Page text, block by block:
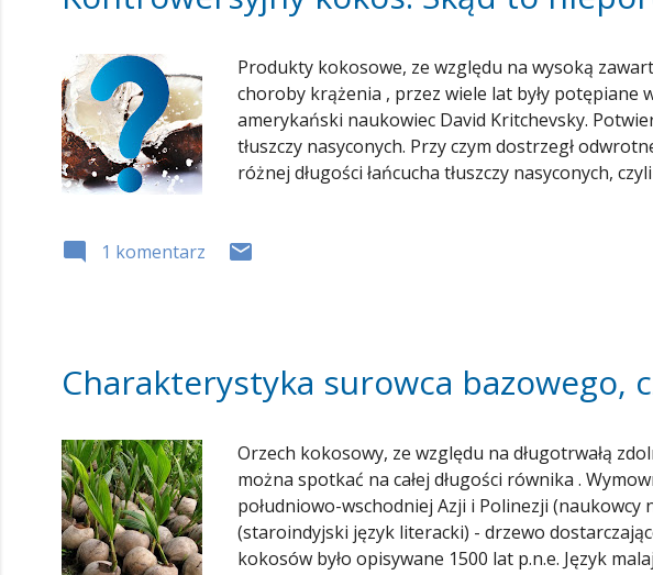
Produkty kokosowe, ze względu na wysoką
choroby krążenia , przez wiele lat były potępiane
amerykański naukowiec David Kritchevsky.
tłuszczy nasyconych. Przy czym dostrzegł
różnej długości łańcucha tłuszczy nasyconych,
organizmu wysokiego nakładu energii, a
1 komentarz
Charakterystyka surowca bazowego,
Orzech kokosowy, ze względu na długotrwałą
można spotkać na całej długości równika .
południowo-wschodniej Azji i Polinezji
(staroindyjski język literacki) - drzewo
kokosów było opisywane 1500 lat p.n.e. Język